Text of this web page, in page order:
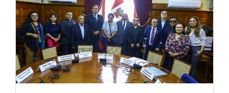
Youtube:http://www.youtube.com/congresoperu
Soundcloud:https://soundcloud.com/radiocongreso